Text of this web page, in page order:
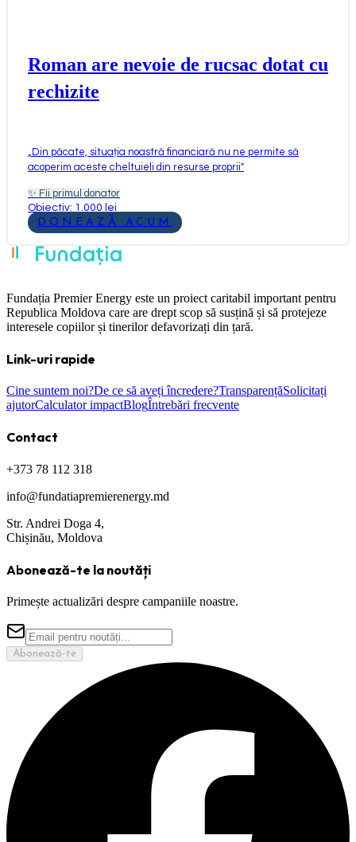
Roman are nevoie de rucsac dotat cu
rechizite
Din păcate, situația noastră financiară nu ne permite să
acoperim aceste cheltuieli din resurse proprii"
✨ Fii primul donator
Obiectiv: 1.000 lei
DONEAZĂ ACUM
Fundația Premier Energy este un proiect caritabil important pentru
Republica Moldova care are drept scop să susțină și să protejeze
interesele copiilor și tinerilor defavorizați din țară.
Link-uri rapide
Cine suntem noi?De ce să aveți încredere?TransparențăSolicitați
ajutorCalculator impactBlogÎntrebări frecvente
Contact
+373 78 112 318
info@fundatiapremierenergy.md
Str. Andrei Doga 4,
Chișinău, Moldova
Abonează-te la noutăți
Primește actualizări despre campaniile noastre.
Abonează-te